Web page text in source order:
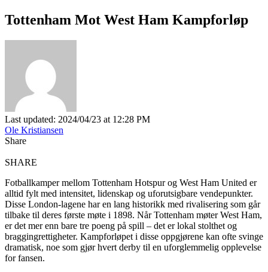
Tottenham Mot West Ham Kampforløp
Last updated: 2024/04/23 at 12:28 PM
Ole Kristiansen
Share
SHARE
Fotballkamper mellom Tottenham Hotspur og West Ham United er
alltid fylt med intensitet, lidenskap og uforutsigbare vendepunkter.
Disse London-lagene har en lang historikk med rivalisering som går
tilbake til deres første møte i 1898. Når Tottenham møter West Ham,
er det mer enn bare tre poeng på spill – det er lokal stolthet og
braggingrettigheter. Kampforløpet i disse oppgjørene kan ofte svinge
dramatisk, noe som gjør hvert derby til en uforglemmelig opplevelse
for fansen.